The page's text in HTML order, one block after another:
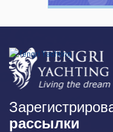
рассылки